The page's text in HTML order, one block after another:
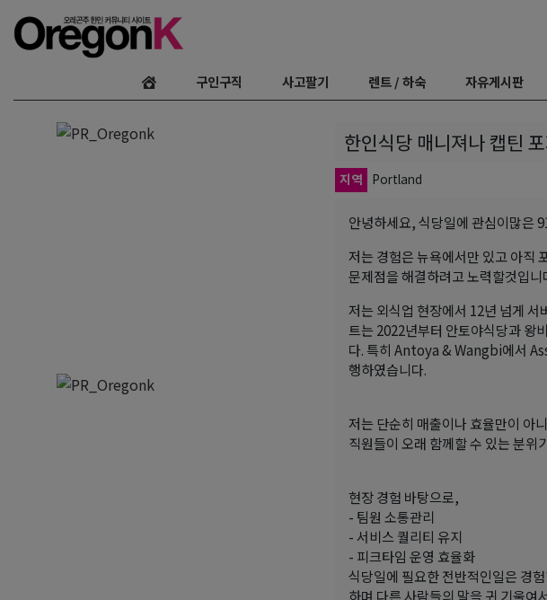
구인구직 사고팔기 렌트 / 하숙 자유게시판
한인식당 매니져나 캡틴
지역 Portland
안녕하세요, 식당일에 관심이많은
저는 경험은 뉴욕에서만 있고 아직
문제점을 해결하려고 노력할것입니
저는 외식업 현장에서 12년 넘게
트는 2022년부터 안토야식당과 왕
다. 특히 Antoya & Wangbi에서
행하였습니다.
저는 단순히 매출이나 효율만이 아
직원들이 오래 함께할 수 있는 분
현장 경험 바탕으로,
- 팀원 소통관리
- 서비스 퀄리티 유지
- 피크타임 운영 효율화
식당일에 필요한 전반적인일은 경
하며 다른 사람들의 말을 귀 기울여